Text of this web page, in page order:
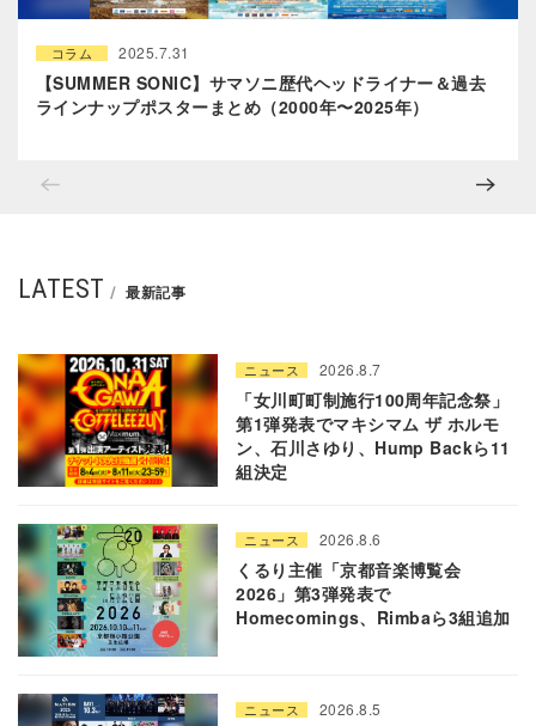
コラム 2025.7.31
【SUMMER SONIC】サマソニ歴代ヘッドライナー＆過去
ラインナップポスターまとめ（2000年〜2025年）
LATEST 最新記事
ニュース 2026.8.7
「女川町町制施行100周年記念祭」
第1弾発表でマキシマム ザ ホルモ
ン、石川さゆり、Hump Backら11
組決定
ニュース 2026.8.6
くるり主催「京都音楽博覧会
2026」第3弾発表で
Homecomings、Rimbaら3組追加
ニュース 2026.8.5